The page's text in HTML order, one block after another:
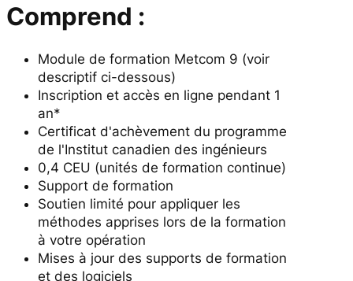
iComprend :
Module de formation Metcom 9 (voir
descriptif ci-dessous)
Inscription et accès en ligne pendant 1
an*
Certificat d'achèvement du programme
de l'Institut canadien des ingénieurs
0,4 CEU (unités de formation continue)
Support de formation
Soutien limité pour appliquer les
méthodes apprises lors de la formation
à votre opération
Mises à jour des supports de formation
et des logiciels